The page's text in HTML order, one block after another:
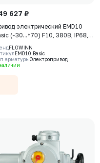
627 ₽
электрический EMD10
(-30...+70) F10, 380В, IP68,
15min
FLOWINN
EMD10 Basic
арматурыЭлектропривод